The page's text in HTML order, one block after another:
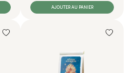
AJOUTER AU PANIER